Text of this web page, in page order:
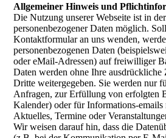
Allgemeiner Hinweis und
Die Nutzung unserer Webseite ist in
personenbezogener Daten möglich.
Kontaktformular an uns wenden,
personenbezogenen Daten
oder eMail-Adressen) auf freiwilliger
Daten werden ohne Ihre ausdrückliche
Dritte weitergegeben. Sie werden nur
Anfragen, zur Erfüllung von erfolgten
Kalender) oder für Informations-
Aktuelles, Termine oder
Wir weisen darauf hin, dass die